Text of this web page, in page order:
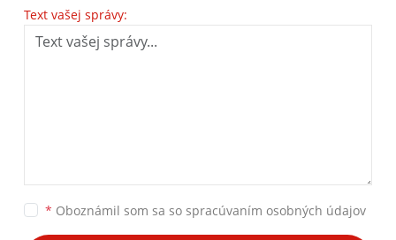
Text vašej správy:
* Oboznámil som sa so spracúvaním osobných údajov